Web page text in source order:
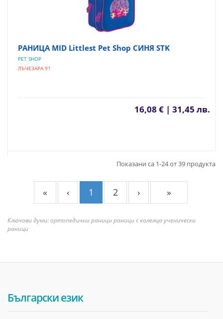
РАНИЦА MID Littlest Pet Shop СИНЯ STK
PET SHOP
ЛЪЧЕЗАРА 91
16,08 € | 31,45 лв.
Показани са 1-24 от 39 продукта
« ‹ 1 2 › »
Ключови думи: ортопедични раници раници с колелца ученически
раници
Български език